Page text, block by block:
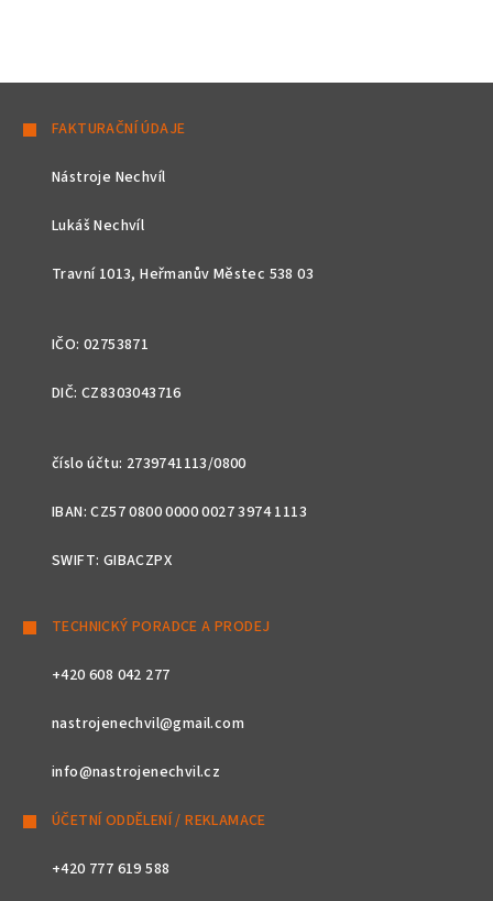
FAKTURAČNÍ ÚDAJE
Nástroje Nechvíl
Lukáš Nechvíl
Travní 1013, Heřmanův Městec 538 03
IČO: 02753871
DIČ: CZ8303043716
číslo účtu: 2739741113/0800
IBAN: CZ57 0800 0000 0027 3974 1113
SWIFT: GIBACZPX
TECHNICKÝ PORADCE A PRODEJ
+420 608 042 277
nastrojenechvil@gmail.com
info@nastrojenechvil.cz
ÚČETNÍ ODDĚLENÍ / REKLAMACE
+420 777 619 588